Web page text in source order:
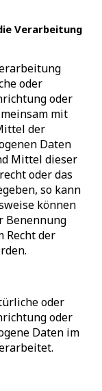
Verarbeitung
oder
oder
mit
der
Daten
Mittel dieser
oder das
so kann
können
Benennung
Recht der
oder
oder
Daten im